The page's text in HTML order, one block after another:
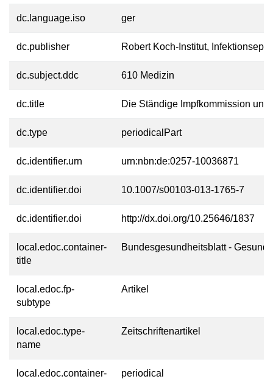
dc.language.iso ger
dc.publisher Robert Koch-Institut,
dc.subject.ddc 610 Medizin
dc.title Die Ständige Impfkommission
dc.type periodicalPart
dc.identifier.urn urn:nbn:de:0257-10036871
dc.identifier.doi 10.1007/s00103-013-1765-7
dc.identifier.doi http://dx.doi.org/10.25646/1837
local.edoc.container-
title
Bundesgesundheitsblatt -
local.edoc.fp-
subtype
Artikel
local.edoc.type-
name
Zeitschriftenartikel
local.edoc.container-
periodical